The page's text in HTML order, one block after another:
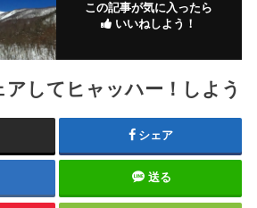
この記事が気に入ったら
いいねしよう！
アしてヒャッハー！しよう
シェア
送る